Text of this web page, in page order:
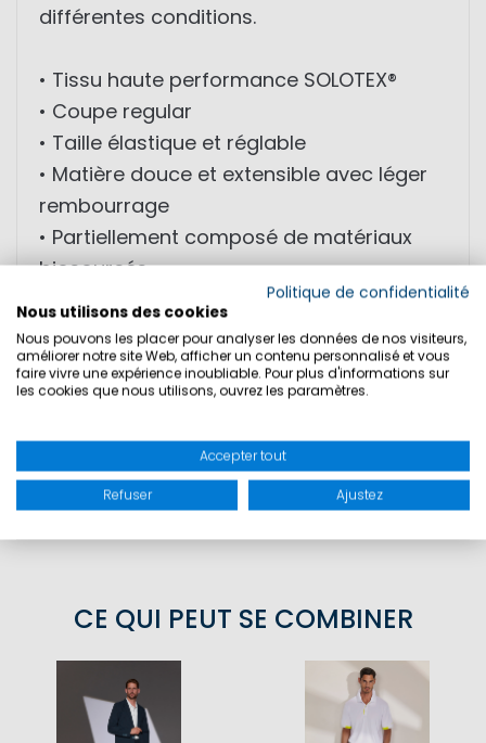
différentes conditions.
• Tissu haute performance SOLOTEX®
• Coupe regular
• Taille élastique et réglable
• Matière douce et extensible avec léger
rembourrage
• Partiellement composé de matériaux
biosourcés
MATIÈRE : Matière extérieure : 100%
polyester
TAILLES
SÉCURITÉ DU PRODUIT
CE QUI PEUT SE COMBINER
Politique de confidentialité
Nous utilisons des cookies
Nous pouvons les placer pour analyser les données de nos visiteurs,
améliorer notre site Web, afficher un contenu personnalisé et vous
faire vivre une expérience inoubliable. Pour plus d'informations sur
les cookies que nous utilisons, ouvrez les paramètres.
Accepter tout
Refuser Ajustez